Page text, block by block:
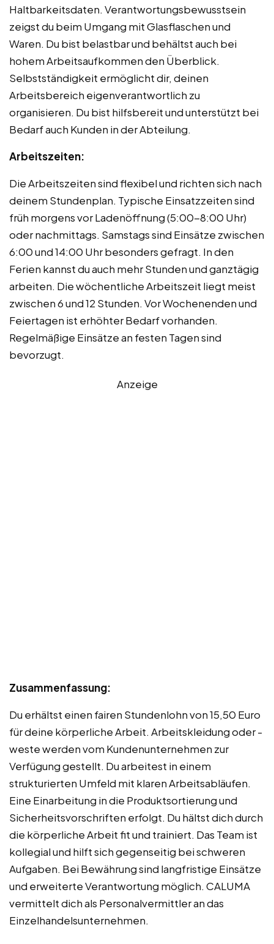
Haltbarkeitsdaten. Verantwortungsbewusstsein
zeigst du beim Umgang mit Glasflaschen und
Waren. Du bist belastbar und behältst auch bei
hohem Arbeitsaufkommen den Überblick.
Selbstständigkeit ermöglicht dir, deinen
Arbeitsbereich eigenverantwortlich zu
organisieren. Du bist hilfsbereit und unterstützt bei
Bedarf auch Kunden in der Abteilung.
Arbeitszeiten:
Die Arbeitszeiten sind flexibel und richten sich nach
deinem Stundenplan. Typische Einsatzzeiten sind
früh morgens vor Ladenöffnung (5:00-8:00 Uhr)
oder nachmittags. Samstags sind Einsätze zwischen
6:00 und 14:00 Uhr besonders gefragt. In den
Ferien kannst du auch mehr Stunden und ganztägig
arbeiten. Die wöchentliche Arbeitszeit liegt meist
zwischen 6 und 12 Stunden. Vor Wochenenden und
Feiertagen ist erhöhter Bedarf vorhanden.
Regelmäßige Einsätze an festen Tagen sind
bevorzugt.
Anzeige
Zusammenfassung:
Du erhältst einen fairen Stundenlohn von 15,50 Euro
für deine körperliche Arbeit. Arbeitskleidung oder -
weste werden vom Kundenunternehmen zur
Verfügung gestellt. Du arbeitest in einem
strukturierten Umfeld mit klaren Arbeitsabläufen.
Eine Einarbeitung in die Produktsortierung und
Sicherheitsvorschriften erfolgt. Du hältst dich durch
die körperliche Arbeit fit und trainiert. Das Team ist
kollegial und hilft sich gegenseitig bei schweren
Aufgaben. Bei Bewährung sind langfristige Einsätze
und erweiterte Verantwortung möglich. CALUMA
vermittelt dich als Personalvermittler an das
Einzelhandelsunternehmen.